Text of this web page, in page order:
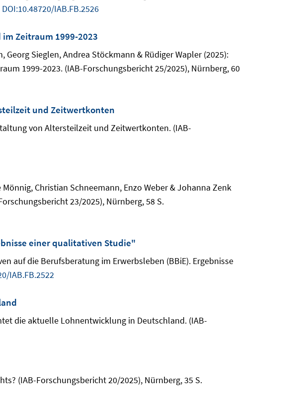
DOI:10.48720/IAB.FB.2526
Zeitraum 1999-2023
Sieglen, Andrea Stöckmann & Rüdiger Wapler (2025):
1999-2023. (IAB-Forschungsbericht 25/2025), Nürnberg, 60
und Zeitwertkonten
von Altersteilzeit und Zeitwertkonten. (IAB-
Christian Schneemann, Enzo Weber & Johanna Zenk
23/2025), Nürnberg, 58 S.
einer qualitativen Studie"
auf die Berufsberatung im Erwerbsleben (BBiE). Ergebnisse
IAB.FB.2522
die aktuelle Lohnentwicklung in Deutschland. (IAB-
(IAB-Forschungsbericht 20/2025), Nürnberg, 35 S.